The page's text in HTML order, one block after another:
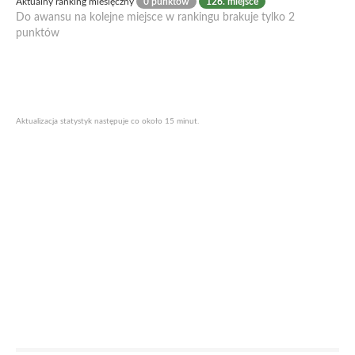
Do awansu na kolejne miejsce w rankingu brakuje tylko 2
punktów
Aktualizacja statystyk następuje co około 15 minut.